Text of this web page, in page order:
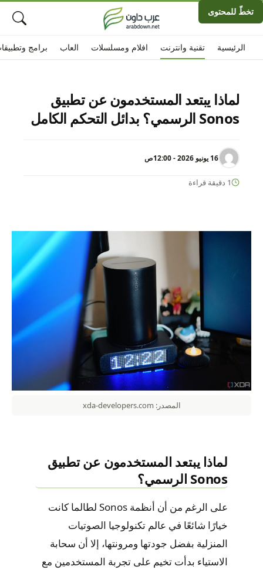
تخطّ للمحتوى
الرئيسية افلام ومسلسلات تقنية وانترنت العاب برامج
لماذا يبتعد المستخدمون عن تطبيق
Sonos الرسمي؟ بدائل التحكم الكامل
16 يونيو 2026 - 12:00ص
1 دقيقة قراءة
المصدر: xda-developers.com
لماذا يبتعد المستخدمون عن تطبيق
Sonos الرسمي؟
على الرغم من أن أنظمة Sonos لطالما كانت
خيارًا شائعًا في عالم تكنولوجيا الصوتيات
المنزلية بفضل جودتها ومرونتها، إلا أن سحابة
الاستياء بدأت تخيم على تجربة المستخدمين مع